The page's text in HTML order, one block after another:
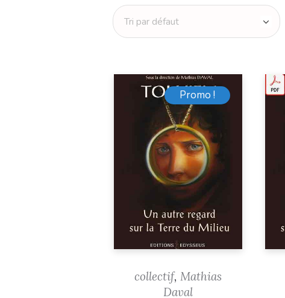
Promo !
collectif, Mathias
Daval